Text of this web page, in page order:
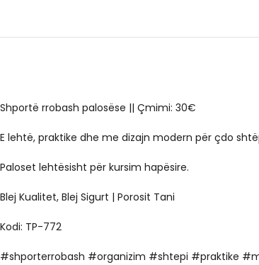
Shportë rrobash palosëse || Çmimi: 30€
E lehtë, praktike dhe me dizajn modern për çdo
Paloset lehtësisht për kursim hapësire.
Blej Kualitet, Blej Sigurt | Porosit Tani
Kodi: TP-772
#shporterrobash #organizim #shtepi #praktike